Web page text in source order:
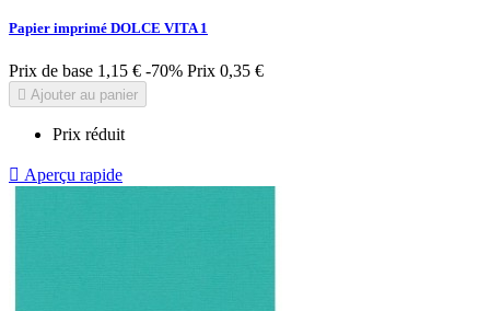
Papier imprimé DOLCE VITA 1
Prix de base 1,15 € -70% Prix 0,35 €
 Ajouter au panier
Prix réduit
 Aperçu rapide